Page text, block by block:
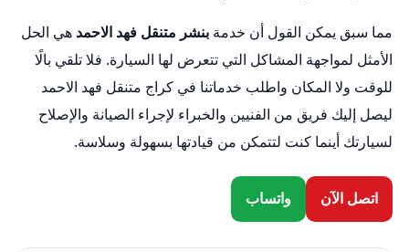
مما سبق يمكن القول أن خدمة بنشر متنقل فهد الاحمد هي الحل
الأمثل لمواجهة المشاكل التي تتعرض لها السيارة. فلا تلقي بالًا
للوقت ولا المكان واطلب خدماتنا في كراج متنقل فهد الاحمد
ليصل إليك فريق من الفنيين والخبراء لإجراء الصيانة والإصلاح
لسيارتك أينما كنت لتتمكن من قيادتها بسهولة وسلاسة.
اتصل الآن واتساب